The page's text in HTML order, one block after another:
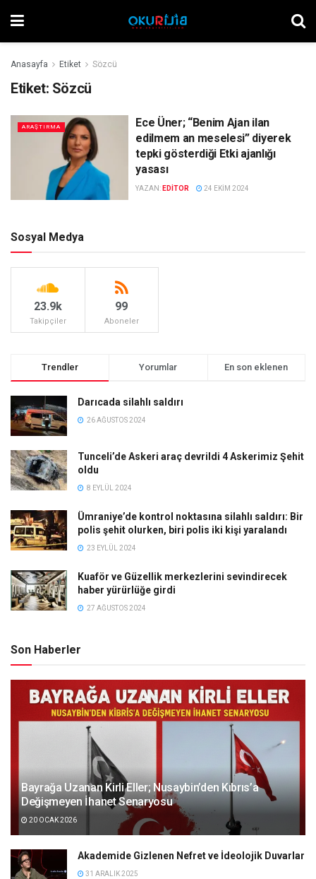
Anasayfa Etiket Sözcü
Etiket: Sözcü
ARAŞTIRMA
Ece Üner; “Benim Ajan ilan
edilmem an meselesi” diyerek
tepki gösterdiği Etki ajanlığı
yasası
YAZAN: EDITOR 24 EKIM 2024
Sosyal Medya
23.9k
Takipçiler
99
Aboneler
Trendler Yorumlar En son eklenen
Darıcada silahlı saldırı
26 AĞUSTOS 2024
Tunceli’de Askeri araç devrildi 4 Askerimiz Şehit
oldu
8 EYLÜL 2024
Ümraniye’de kontrol noktasına silahlı saldırı: Bir
polis şehit olurken, biri polis iki kişi yaralandı
23 EYLÜL 2024
Kuaför ve Güzellik merkezlerini sevindirecek
haber yürürlüğe girdi
27 AĞUSTOS 2024
Son Haberler
Bayrağa Uzanan Kirli Eller; Nusaybin’den Kıbrıs’a
Değişmeyen İhanet Senaryosu
20 OCAK 2026
Akademide Gizlenen Nefret ve İdeolojik Duvarlar
31 ARALIK 2025